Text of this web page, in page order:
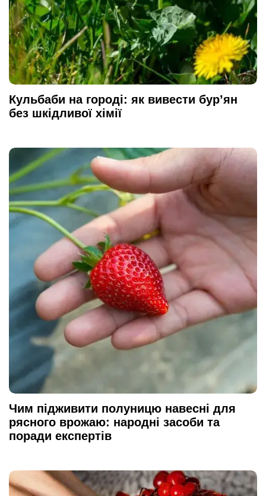
Кульбаби на городі: як вивести бур’ян
без шкідливої хімії
Чим підживити полуницю навесні для
рясного врожаю: народні засоби та
поради експертів